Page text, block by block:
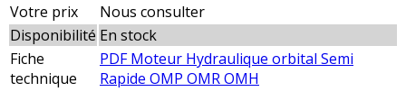
Votre prix
Nous consulter
Disponibilité En stock
Fiche
technique
PDF Moteur Hydraulique orbital Semi
Rapide OMP OMR OMH